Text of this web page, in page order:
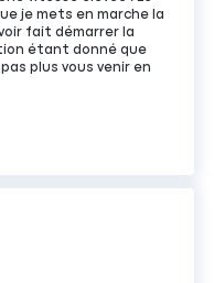
je mets en marche la
fait démarrer la
étant donné que
plus vous venir en